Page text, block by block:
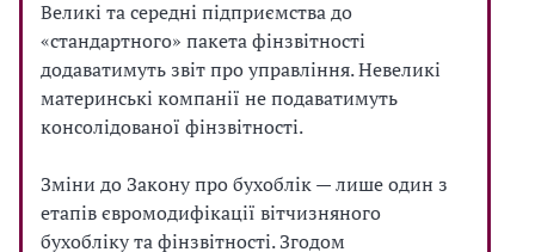
Великі та середні підприємства до
«стандартного» пакета фінзвітності
додаватимуть звіт про управління. Невеликі
материнські компанії не подаватимуть
консолідованої фінзвітності.
Зміни до Закону про бухоблік — лише один з
етапів євромодифікації вітчизняного
бухобліку та фінзвітності. Згодом